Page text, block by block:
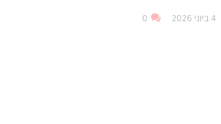
4 ביוני 2026 0